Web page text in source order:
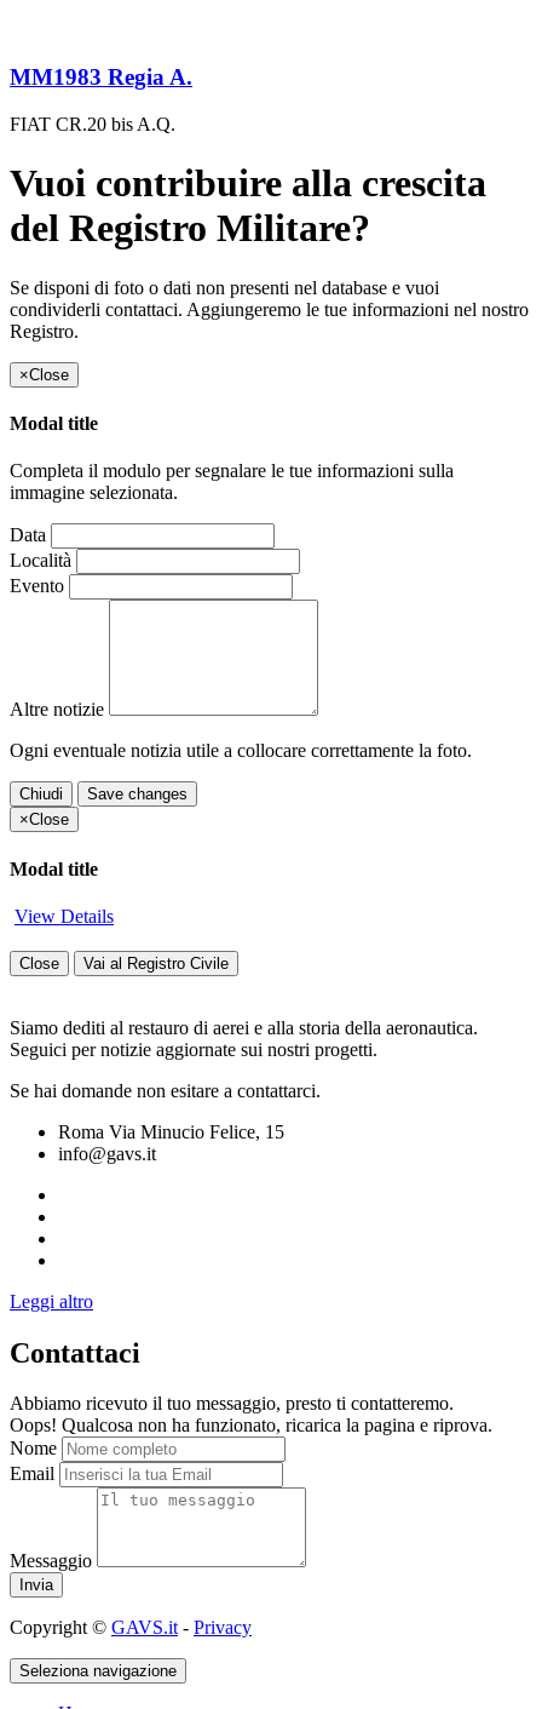
MM1983 Regia A.
FIAT CR.20 bis A.Q.
Vuoi contribuire alla crescita
del Registro Militare?
Se disponi di foto o dati non presenti nel database e vuoi
condividerli contattaci. Aggiungeremo le tue informazioni nel nostro
Registro.
×Close
Modal title
Completa il modulo per segnalare le tue informazioni sulla
immagine selezionata.
Data
Località
Evento
Altre notizie
Ogni eventuale notizia utile a collocare correttamente la foto.
Chiudi
Save changes
×Close
Modal title
View Details
Close Vai al Registro Civile
Siamo dediti al restauro di aerei e alla storia della aeronautica.
Seguici per notizie aggiornate sui nostri progetti.
Se hai domande non esitare a contattarci.
Roma Via Minucio Felice, 15
info@gavs.it
Leggi altro
Contattaci
Abbiamo ricevuto il tuo messaggio, presto ti contatteremo.
Oops! Qualcosa non ha funzionato, ricarica la pagina e riprova.
Nome
Email
Messaggio
Copyright © GAVS.it- Privacy
Seleziona navigazione